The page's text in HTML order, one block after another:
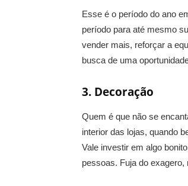
Esse é o período do ano
período para até mesmo
vender mais, reforçar a
busca de uma
3. Decoração
Quem é que não se
interior das lojas, quando
Vale investir em algo
pessoas. Fuja do